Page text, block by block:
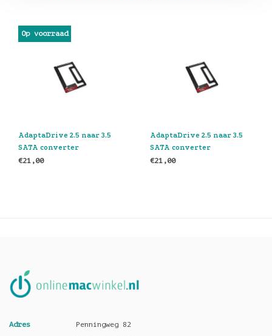
Op voorraad
AdaptaDrive 2.5 naar 3.5
SATA converter
€21,00
AdaptaDrive 2.5 naar 3.5
SATA converter
€21,00
Adres
Penningweg 82